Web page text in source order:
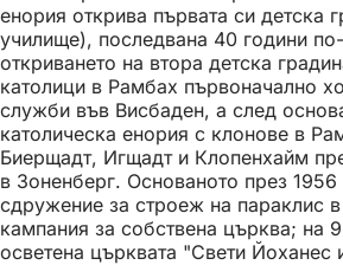
енория открива първата си детска
училище), последвана 40 години
откриването на втора детска
католици в Рамбах първоначално
служби във Висбаден, а след
католическа енория с клонове в
Биерщадт, Игщадт и Клопенхайм
в Зоненберг. Основаното през 1956
сдружение за строеж на параклис
кампания за собствена църква; на
осветена църквата "Свети Йоханес